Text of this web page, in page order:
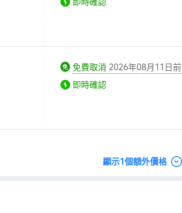
免費取消 2026年08月11日前
即時確認
顯示1個額外價格